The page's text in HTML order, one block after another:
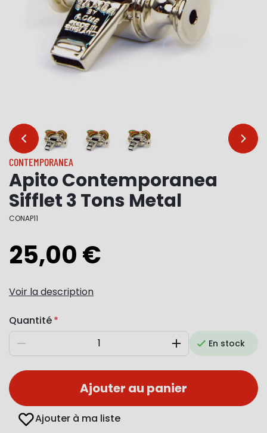
… …
CONTEMPORANEA
Apito Contemporanea
Sifflet 3 Tons Metal
CONAP11
25,00 €
Voir la description
Quantité
Diminuer AugmenterEn stock
Ajouter au panier
Ajouter à ma liste